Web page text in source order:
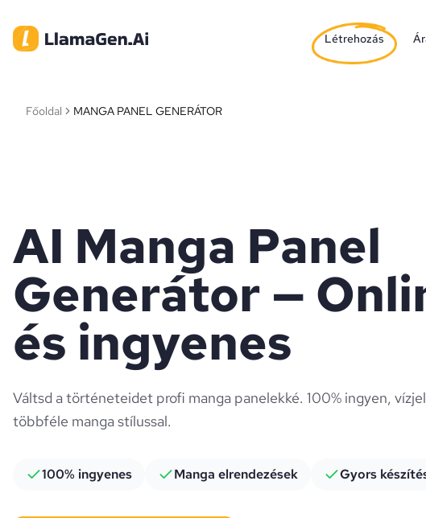
Létrehozás
Főoldal MANGA PANEL GENERÁTOR
AI Manga Panel
Generátor —
és ingyenes
Váltsd a történeteidet profi manga panelekké. 100% ingyen,
többféle manga stílussal.
100% ingyenes Manga elrendezések Gyors